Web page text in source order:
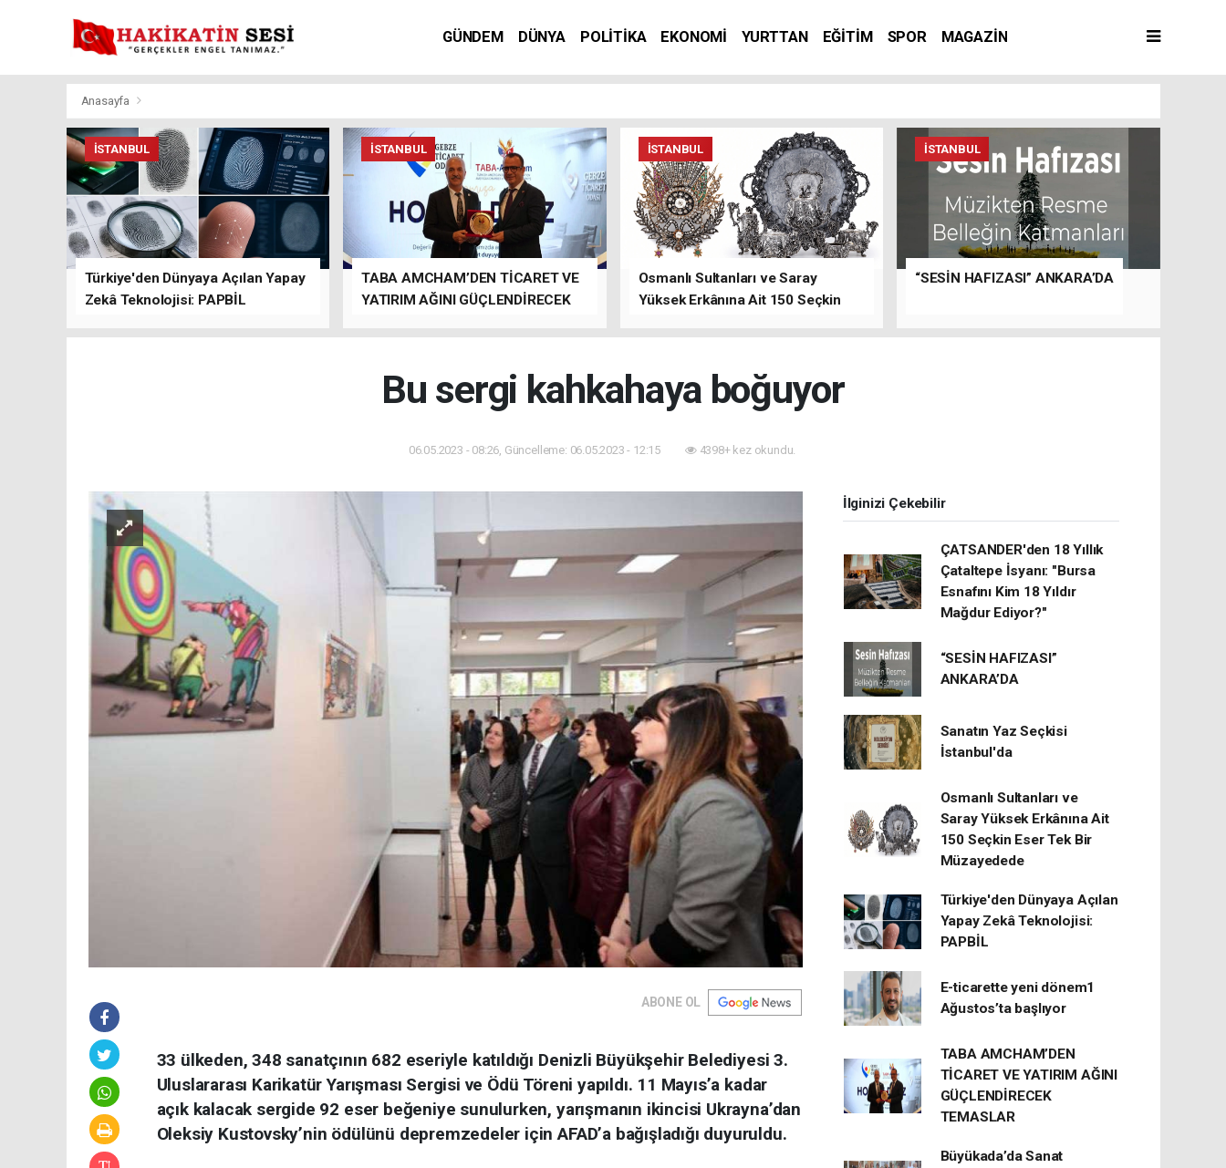
GÜNDEM DÜNYA POLİTİKA EKONOMİ YURTTAN EĞİTİM SPOR MAGAZİN
Anasayfa
İSTANBUL
Türkiye'den Dünyaya Açılan Yapay
Zekâ Teknolojisi: PAPBİL
İSTANBUL
TABA AMCHAM’DEN TİCARET VE
YATIRIM AĞINI GÜÇLENDİRECEK
İSTANBUL
Osmanlı Sultanları ve Saray
Yüksek Erkânına Ait 150 Seçkin
İSTANBUL
“SESİN HAFIZASI” ANKARA’DA
Bu sergi kahkahaya boğuyor
06.05.2023 - 08:26, Güncelleme: 06.05.2023 - 12:15 4398+ kez okundu.
ABONE OL
33 ülkeden, 348 sanatçının 682 eseriyle katıldığı Denizli Büyükşehir Belediyesi 3.
Uluslararası Karikatür Yarışması Sergisi ve Ödü Töreni yapıldı. 11 Mayıs’a kadar
açık kalacak sergide 92 eser beğeniye sunulurken, yarışmanın ikincisi Ukrayna’dan
Oleksiy Kustovsky’nin ödülünü depremzedeler için AFAD’a bağışladığı duyuruldu.
İlginizi Çekebilir
ÇATSANDER'den 18 Yıllık
Çataltepe İsyanı: "Bursa
Esnafını Kim 18 Yıldır
Mağdur Ediyor?"
“SESİN HAFIZASI”
ANKARA’DA
Sanatın Yaz Seçkisi
İstanbul'da
Osmanlı Sultanları ve
Saray Yüksek Erkânına Ait
150 Seçkin Eser Tek Bir
Müzayedede
Türkiye'den Dünyaya Açılan
Yapay Zekâ Teknolojisi:
PAPBİL
E-ticarette yeni dönem1
Ağustos’ta başlıyor
TABA AMCHAM’DEN
TİCARET VE YATIRIM AĞINI
GÜÇLENDİRECEK
TEMASLAR
Büyükada’da Sanat